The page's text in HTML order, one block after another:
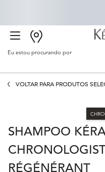
BUSCAR
Eu estou procurando por
VOLTAR PARA PRODUTOS
SHAMPOO
RÉGÉNÉRANT